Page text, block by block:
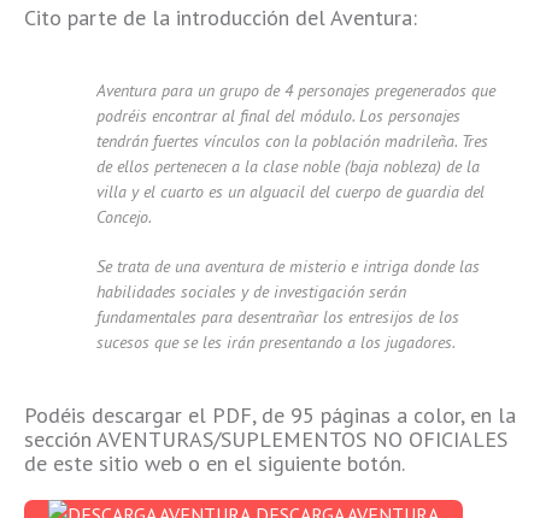
Cito parte de la introducción del Aventura:
Aventura para un grupo de 4 personajes pregenerados que
podréis encontrar al final del módulo. Los personajes
tendrán fuertes vínculos con la población madrileña. Tres
de ellos pertenecen a la clase noble (baja nobleza) de la
villa y el cuarto es un alguacil del cuerpo de guardia del
Concejo.
Se trata de una aventura de misterio e intriga donde las
habilidades sociales y de investigación serán
fundamentales para desentrañar los entresijos de los
sucesos que se les irán presentando a los jugadores.
Podéis descargar el PDF, de 95 páginas a color, en la
sección AVENTURAS/SUPLEMENTOS NO OFICIALES
de este sitio web o en el siguiente botón.